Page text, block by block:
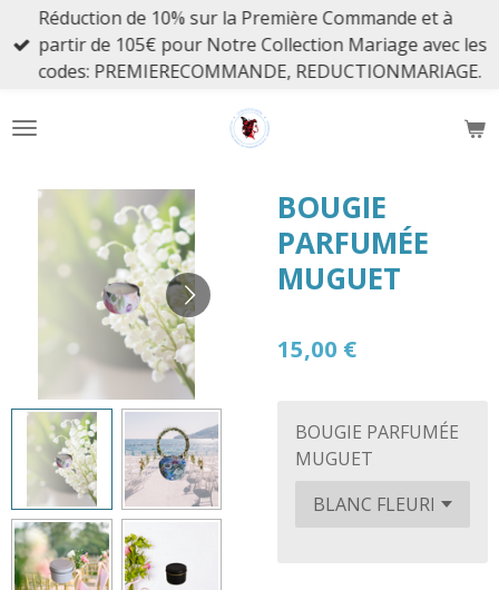
Passer
au
contenu
Réduction de 10% sur la Première Commande et à
partir de 105€ pour Notre Collection Mariage avec les
codes: PREMIERECOMMANDE, REDUCTIONMARIAGE.
BOUGIE
PARFUMÉE
MUGUET
15,00 €
BOUGIE PARFUMÉE
MUGUET